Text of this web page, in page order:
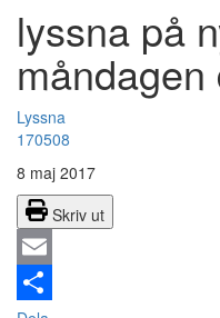
lyssna på
Lyssna
170508
8 maj 2017
Skriv ut
Email